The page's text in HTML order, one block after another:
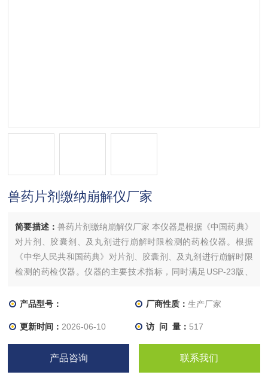
兽药片剂缴纳崩解仪厂家
简要描述： 兽药片剂缴纳崩解仪厂家 本仪器是根据《中国药典》
对片剂、胶囊剂、及丸剂进行崩解时限检测的药检仪器。根据
《中华人民共和国药典》对片剂、胶囊剂、及丸剂进行崩解时限
检测的药检仪器。仪器的主要技术指标，同时满足USP-23版、
标准《崩解仪》YY0132的各项规定。
产品型号： 厂商性质： 生产厂家
更新时间： 2026-06-10 访 问 量： 517
产品咨询 联系我们